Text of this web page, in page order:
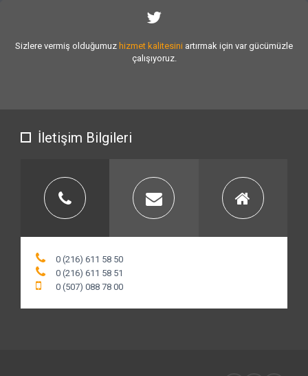
Sizlere vermiş olduğumuz hizmet kalitesini artırmak için var gücümüzle
çalışıyoruz.
İletişim Bilgileri
0 (216) 611 58 50
0 (216) 611 58 51
0 (507) 088 78 00